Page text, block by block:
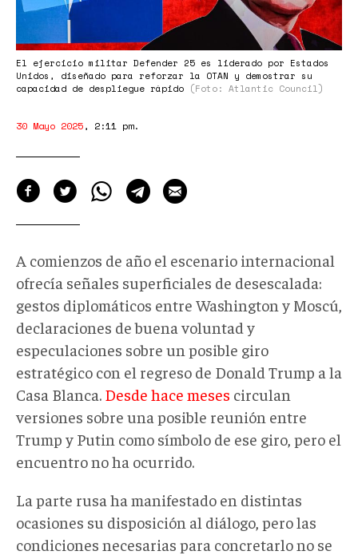
El ejercicio militar Defender 25 es liderado por Estados
Unidos, diseñado para reforzar la OTAN y demostrar su
capacidad de despliegue rápido (Foto: Atlantic Council)
30 Mayo 2025, 2:11 pm.
A comienzos de año el escenario internacional
ofrecía señales superficiales de desescalada:
gestos diplomáticos entre Washington y Moscú,
declaraciones de buena voluntad y
especulaciones sobre un posible giro
estratégico con el regreso de Donald Trump a la
Casa Blanca. Desde hace meses circulan
versiones sobre una posible reunión entre
Trump y Putin como símbolo de ese giro, pero el
encuentro no ha ocurrido.
La parte rusa ha manifestado en distintas
ocasiones su disposición al diálogo, pero las
condiciones necesarias para concretarlo no se